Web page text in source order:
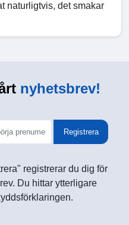
naturligtvis, det smakar
nyhetsbrev!
Registrera
registrerar du dig för
Du hittar ytterligare